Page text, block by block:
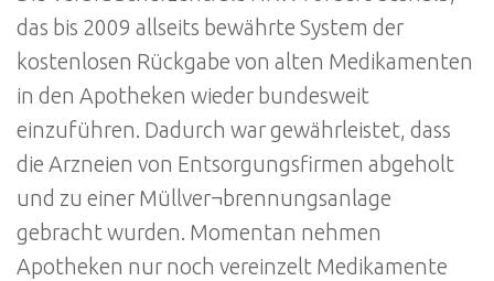
das bis 2009 allseits bewährte System der
kostenlosen Rückgabe von alten Medikamenten
in den Apotheken wieder bundesweit
einzuführen. Dadurch war gewährleistet, dass
die Arzneien von Entsorgungsfirmen abgeholt
und zu einer Müllver¬brennungsanlage
gebracht wurden. Momentan nehmen
Apotheken nur noch vereinzelt Medikamente